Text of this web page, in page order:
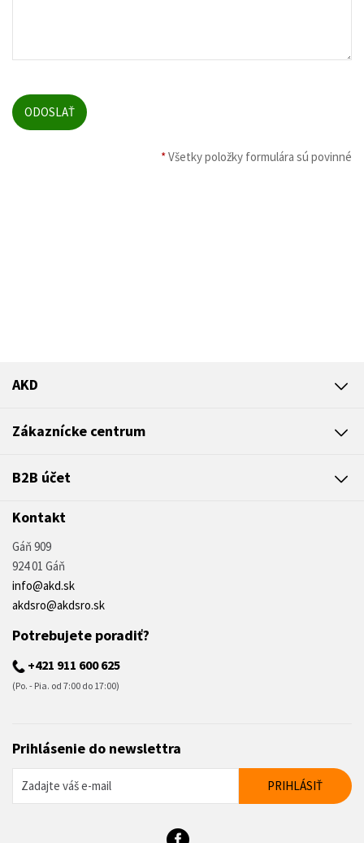
*Všetky položky formulára sú povinné
AKD
Zákaznícke centrum
B2B účet
Kontakt
Gáň 909
924 01 Gáň
info@akd.sk
akdsro@akdsro.sk
Potrebujete poradiť?
+421 911 600 625
(Po. - Pia. od 7:00 do 17:00)
Prihlásenie do newslettra